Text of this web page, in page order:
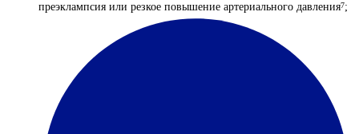
преэклампсия или резкое повышение артериального давления7;